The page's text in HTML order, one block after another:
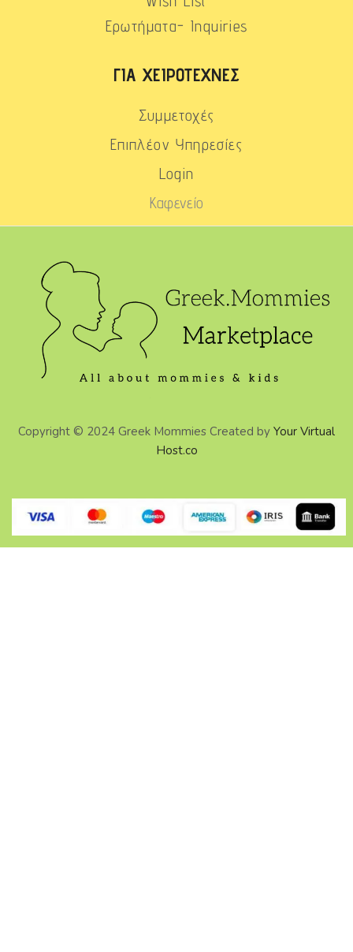
Ερωτήματα- Inquiries
ΓΙΑ ΧΕΙΡΟΤΈΧΝΕΣ
Συμμετοχές
Επιπλέον Υπηρεσίες
Login
Καφενείο
Copyright © 2024 Greek Mommies Created by Your Virtual
Host.co